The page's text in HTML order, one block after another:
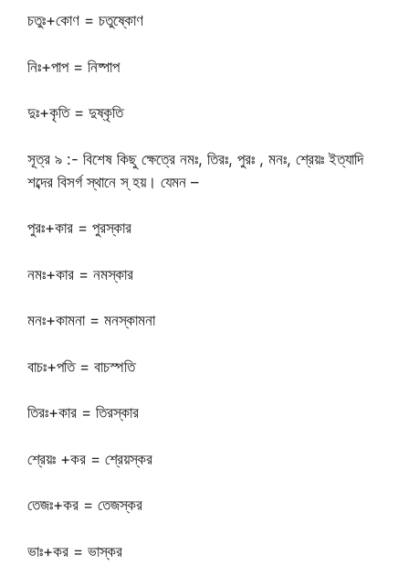
চতুঃ+কোণ = চতুষ্কোণ
নিঃ+পাপ = নিষ্পাপ
দুঃ+কৃতি = দুষ্কৃতি
সূত্র ৯ :- বিশেষ কিছু ক্ষেত্রে নমঃ, তিরঃ, পুরঃ , মনঃ, শ্রেয়ঃ ইত্যাদি
শব্দের বিসর্গ স্থানে স্ হয়। যেমন –
পুরঃ+কার = পুরস্কার
নমঃ+কার = নমস্কার
মনঃ+কামনা = মনস্কামনা
বাচঃ+পতি = বাচস্পতি
তিরঃ+কার = তিরস্কার
শ্রেয়ঃ +কর = শ্রেয়স্কর
তেজঃ+কর = তেজস্কর
ভাঃ+কর = ভাস্কর